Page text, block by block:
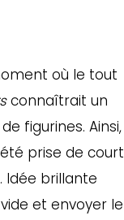
où le tout
connaîtrait un
figurines. Ainsi,
été prise de court
Idée brillante
et envoyer le